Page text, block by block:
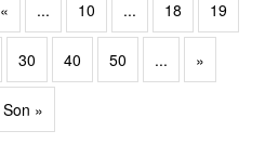
« ... 10 ... 18 19
30 40 50 ... »
Son »